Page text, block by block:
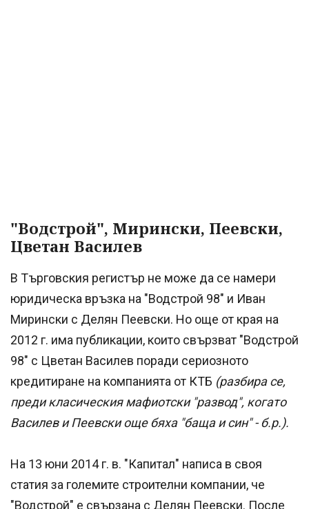
"Водстрой", Мирински, Пеевски,
Цветан Василев
В Търговския регистър не може да се намери
юридическа връзка на "Водстрой 98" и Иван
Мирински с Делян Пеевски. Но още от края на
2012 г. има публикации, които свързват "Водстрой
98" с Цветан Василев поради сериозното
кредитиране на компанията от КТБ (разбира се,
преди класическия мафиотски "развод", когато
Василев и Пеевски още бяха "баща и син" - б.р.).
На 13 юни 2014 г. в. "Капитал" написа в своя
статия за големите строителни компании, че
"Водстрой" е свързана с Делян Пеевски. После